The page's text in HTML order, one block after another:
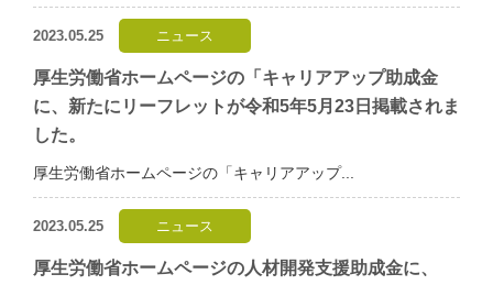
2023.05.25 ニュース
厚生労働省ホームページの「キャリアアップ助成金
に、新たにリーフレットが令和5年5月23日掲載されま
した。
厚生労働省ホームページの「キャリアアップ...
2023.05.25 ニュース
厚生労働省ホームページの人材開発支援助成金に、